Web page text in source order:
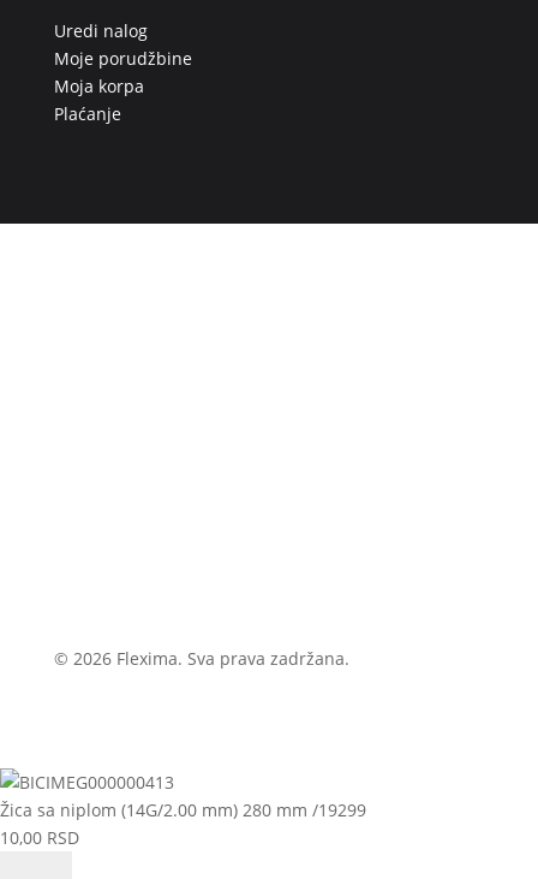
Uredi nalog
Moje porudžbine
Moja korpa
Plaćanje
© 2026 Flexima. Sva prava zadržana.
Žica sa niplom (14G/2.00 mm) 280 mm /19299
10,00 RSD